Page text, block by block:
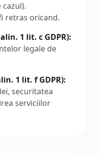
retras oricand.
1 lit. c GDPR):
legale de
1 lit. f GDPR):
securitatea
serviciilor